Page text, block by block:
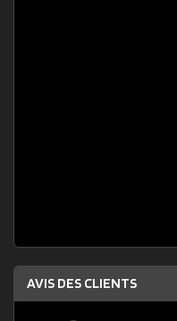
AVIS DES CLIENTS